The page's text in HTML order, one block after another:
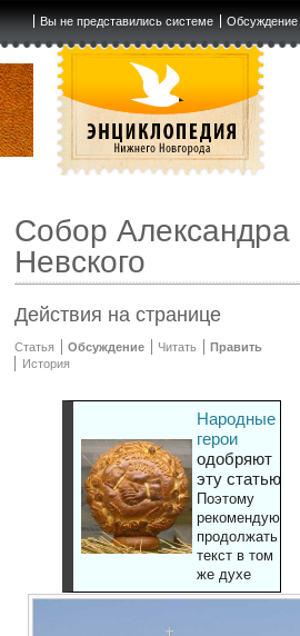
Вы не представились системе Обсуждение
Собор Александра
Невского
Действия на странице
Статья Обсуждение Читать
Править
История
Народные
герои
одобряют
эту статью
Поэтому
рекомендуют
продолжать
текст в том
же духе